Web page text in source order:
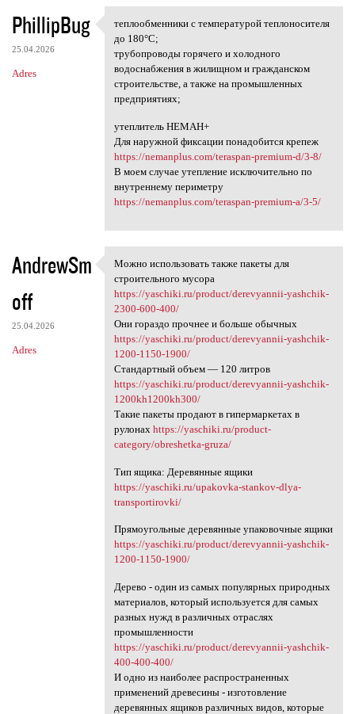
PhillipBug
25.04.2026
Adres
теплообменники с температурой
теплообменники с температурой теплоносителя
до 180°С;
трубопроводы горячего и холодного
водоснабжения в жилищном и гражданском
строительстве, а также на промышленных
предприятиях;
утеплитель НЕМАН+
Для наружной фиксации понадобится крепеж
https://nemanplus.com/teraspan-premium-d/3-8/
В моем случае утепление исключительно по
внутреннему периметру
https://nemanplus.com/teraspan-premium-a/3-5/
AndrewSm
off
25.04.2026
Adres
Можно использовать также
Можно использовать также пакеты для
строительного мусора
https://yaschiki.ru/product/derevyannii-yashchik-
2300-600-400/
Они гораздо прочнее и больше обычных
https://yaschiki.ru/product/derevyannii-yashchik-
1200-1150-1900/
Стандартный объем — 120 литров
https://yaschiki.ru/product/derevyannii-yashchik-
1200kh1200kh300/
Такие пакеты продают в гипермаркетах в
рулонах https://yaschiki.ru/product-
category/obreshetka-gruza/
Тип ящика: Деревянные ящики
https://yaschiki.ru/upakovka-stankov-dlya-
transportirovki/
Прямоугольные деревянные упаковочные ящики
https://yaschiki.ru/product/derevyannii-yashchik-
1200-1150-1900/
Дерево - один из самых популярных природных
материалов, который используется для самых
разных нужд в различных отраслях
промышленности
https://yaschiki.ru/product/derevyannii-yashchik-
400-400-400/
И одно из наиболее распространенных
применений древесины - изготовление
деревянных ящиков различных видов, которые